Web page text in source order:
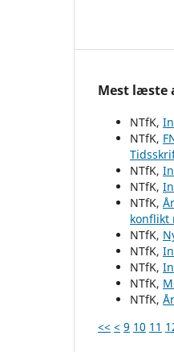
Mest læste
NTfK,
NTfK,
NTfK,
NTfK,
NTfK,
konflikt
NTfK,
NTfK,
NTfK,
NTfK,
NTfK,
<< < 9 10 11